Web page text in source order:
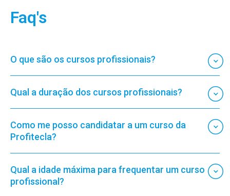
Faq's
O que são os cursos profissionais?
Qual a duração dos cursos profissionais?
Como me posso candidatar a um curso da
Profitecla?
Qual a idade máxima para frequentar um curso
profissional?